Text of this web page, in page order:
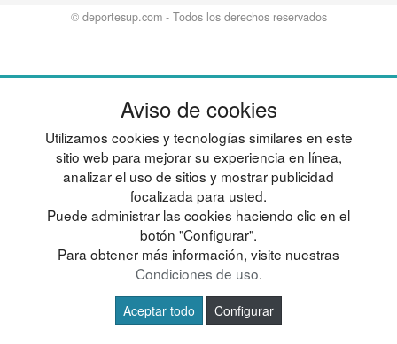
© deportesup.com - Todos los derechos reservados
Aviso de cookies
Utilizamos cookies y tecnologías similares en este
sitio web para mejorar su experiencia en línea,
analizar el uso de sitios y mostrar publicidad
focalizada para usted.
Puede administrar las cookies haciendo clic en el
botón "Configurar".
Para obtener más información, visite nuestras
Condiciones de uso.
Aceptar todo Configurar